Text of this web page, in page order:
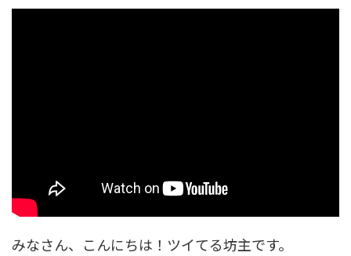
みなさん、こんにちは！ツイてる坊主です。